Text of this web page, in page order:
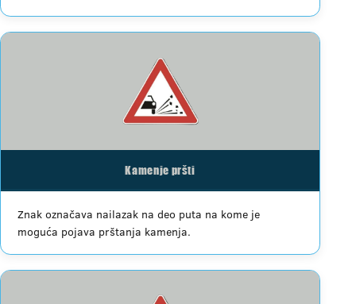
Kamenje pršti
Znak označava nailazak na deo puta na kome je
moguća pojava prštanja kamenja.